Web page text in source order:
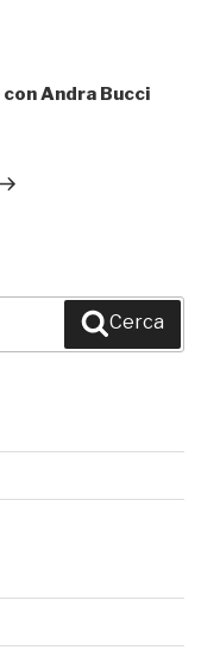
Andra Bucci
Cerca